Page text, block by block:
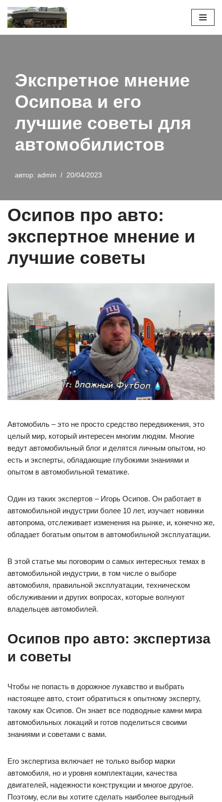
Перейти
Экспретное мнение
Осипова и его
лучшие советы для
автомобилистов
автор: admin 20/04/2023
Осипов про авто:
экспертное мнение и
лучшие советы
Автомобиль – это не просто средство передвижения, это
целый мир, который интересен многим людям. Многие
ведут автомобильный блог и делятся личным опытом, но
есть и эксперты, обладающие глубокими знаниями и
опытом в автомобильной тематике.
Один из таких экспертов – Игорь Осипов. Он работает в
автомобильной индустрии более 10 лет, изучает новинки
автопрома, отслеживает изменения на рынке, и, конечно же,
обладает богатым опытом в автомобильной эксплуатации.
В этой статье мы поговорим о самых интересных темах в
автомобильной индустрии, в том числе о выборе
автомобиля, правильной эксплуатации, техническом
обслуживании и других вопросах, которые волнуют
владельцев автомобилей.
Осипов про авто: экспертиза
и советы
Чтобы не попасть в дорожное лукавство и выбрать
настоящее авто, стоит обратиться к опытному эксперту,
такому как Осипов. Он знает все подводные камни мира
автомобильных локаций и готов поделиться своими
знаниями и советами с вами.
Его экспертиза включает не только выбор марки
автомобиля, но и уровня комплектации, качества
двигателей, надежности конструкции и многое другое.
Поэтому, если вы хотите сделать наиболее выгодный